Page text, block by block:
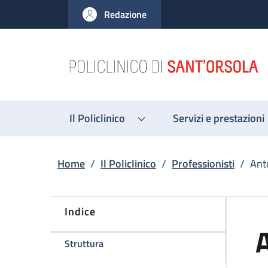
al contenuto principale
to footer content
Redazione
Il Policlinico Servizi e prestazioni
Briciole di pane
Home / Il Policlinico / Professionisti /
Indice
Strutturadella pagina Antonella Tanzariello